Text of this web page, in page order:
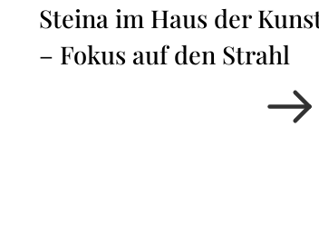
Steina im Haus der
– Fokus auf den Strahl